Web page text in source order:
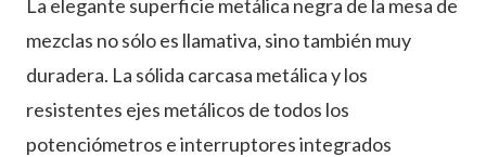
La elegante superficie metálica negra de la mesa de
mezclas no sólo es llamativa, sino también muy
duradera. La sólida carcasa metálica y los
resistentes ejes metálicos de todos los
potenciómetros e interruptores integrados